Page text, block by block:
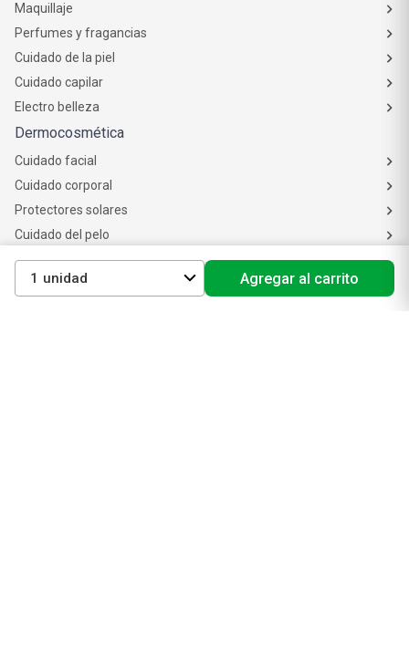
1 Agregar al carrito
Maquillaje
Perfumes y fragancias
Cuidado de la piel
Cuidado capilar
Electro belleza
Dermocosmética
Cuidado facial
Cuidado corporal
Protectores solares
Cuidado del pelo
Mejores Marcas de Farmacity